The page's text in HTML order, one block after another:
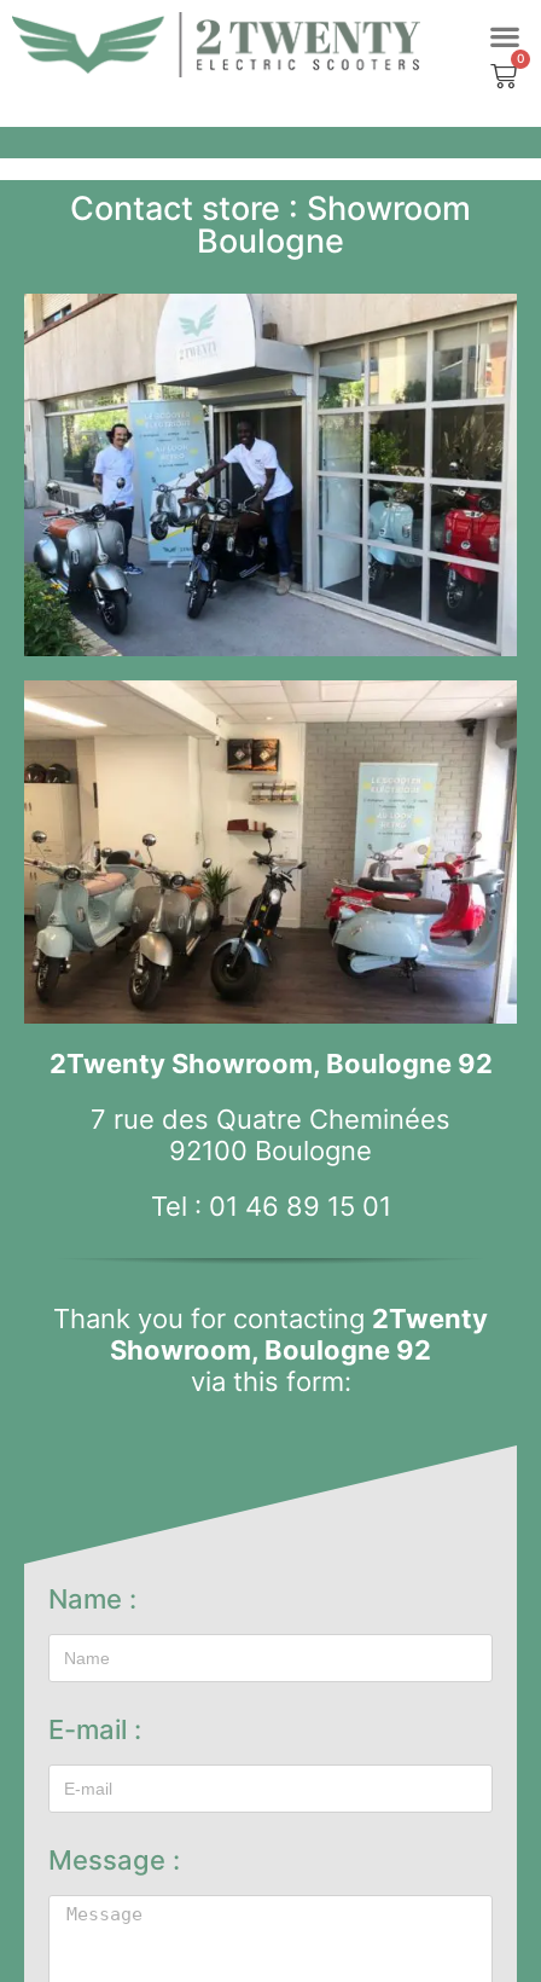
Skip
to
Contact store : Showroom
Boulogne
2Twenty Showroom, Boulogne 92
7 rue des Quatre Cheminées
92100 Boulogne
Tel : 01 46 89 15 01
Thank you for contacting 2Twenty
Showroom, Boulogne 92
via this form:
Name :
E-mail :
Message :